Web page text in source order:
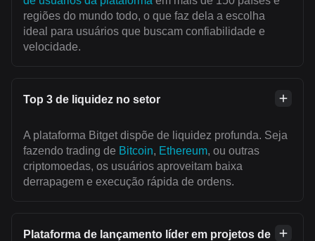
regiões do mundo todo, o que faz dela a escolha
ideal para usuários que buscam confiabilidade e
velocidade.
Top 3 de liquidez no setor
A plataforma Bitget dispõe de liquidez profunda. Seja
fazendo trading de Bitcoin, Ethereum, ou outras
criptomoedas, os usuários aproveitam baixa
derrapagem e execução rápida de ordens.
Plataforma de lançamento líder em projetos de